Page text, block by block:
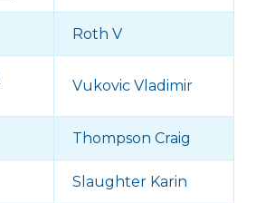
Roth V
Vukovic Vladimir
Thompson Craig
Slaughter Karin